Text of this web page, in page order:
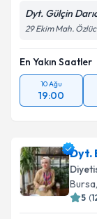
Dyt. Gülçin
29 Ekim Mah.
En Yakın Saatler
10 Ağu
19:00
Dyt.
Bursa
5 (